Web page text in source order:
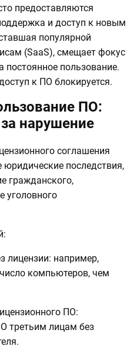
предоставляются
и доступ к новым
популярной
(SaaS), смещает фокус
постоянное пользование.
к ПО блокируется.
ПО:
нарушение
соглашения
юридические последствия,
гражданского,
уголовного
например,
компьютеров, чем
ПО:
третьим лицам без